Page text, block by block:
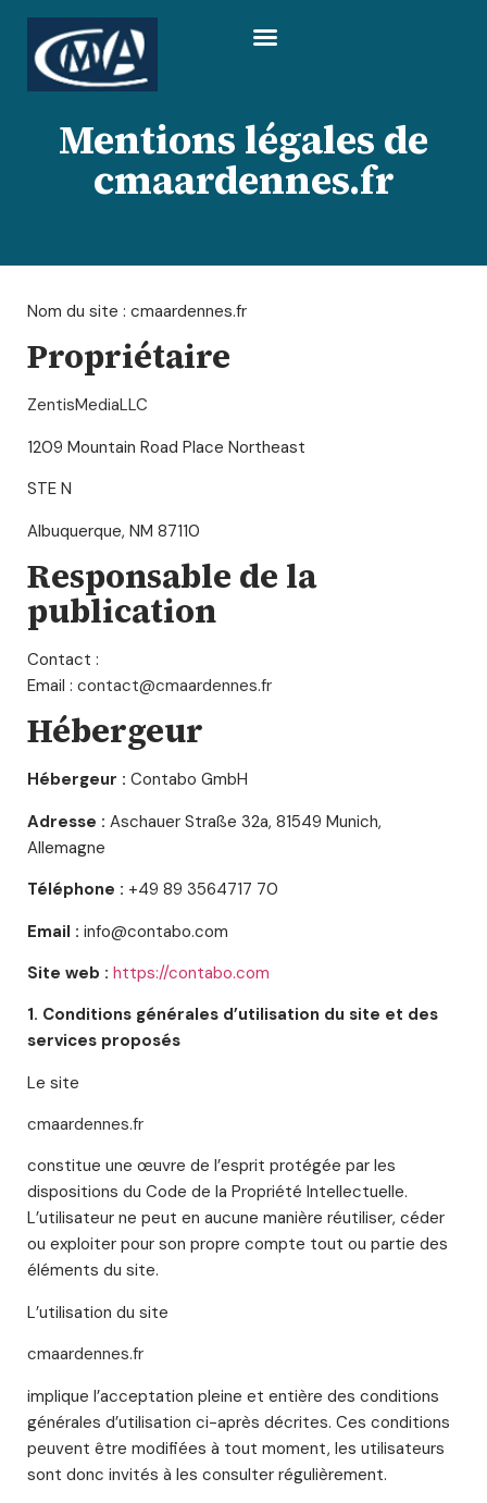
Mentions légales de
cmaardennes.fr
Nom du site : cmaardennes.fr
Propriétaire
ZentisMediaLLC
1209 Mountain Road Place Northeast
STE N
Albuquerque, NM 87110
Responsable de la
publication
Contact :
Email : contact@cmaardennes.fr
Hébergeur
Hébergeur : Contabo GmbH
Adresse : Aschauer Straße 32a, 81549 Munich,
Allemagne
Téléphone : +49 89 3564717 70
Email : info@contabo.com
Site web : https://contabo.com
1. Conditions générales d’utilisation du site et des
services proposés
Le site
cmaardennes.fr
constitue une œuvre de l’esprit protégée par les
dispositions du Code de la Propriété Intellectuelle.
L’utilisateur ne peut en aucune manière réutiliser, céder
ou exploiter pour son propre compte tout ou partie des
éléments du site.
L’utilisation du site
cmaardennes.fr
implique l’acceptation pleine et entière des conditions
générales d’utilisation ci-après décrites. Ces conditions
peuvent être modifiées à tout moment, les utilisateurs
sont donc invités à les consulter régulièrement.